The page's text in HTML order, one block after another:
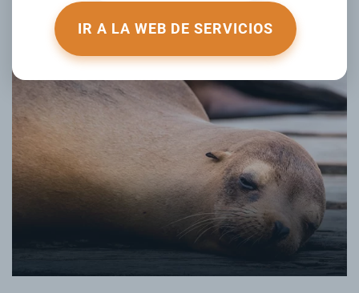
IR A LA WEB DE SERVICIOS
ESCRITO POR ACTUALIDAD.RT.COM EL 29 ENERO 2026
PUBLICADO EN
DE TODO UN POCO.